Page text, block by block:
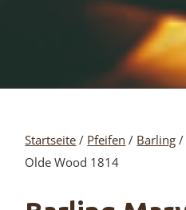
Startseite / Pfeifen / Barling /
Olde Wood 1814